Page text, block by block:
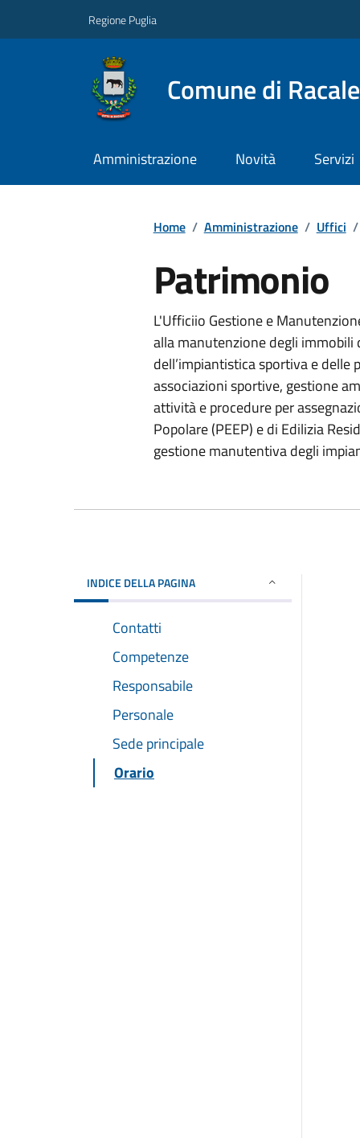
Regione Puglia
Comune di Racale
Amministrazione Novità Servizi
Home / Amministrazione / Uffici /
Patrimonio
L'Ufficiio Gestione e
alla manutenzione degli
dell’impiantistica sportiva e delle
associazioni sportive, gestione
attività e procedure per
Popolare (PEEP) e di Edilizia
gestione manutentiva degli
INDICE DELLA PAGINA
Contatti
Competenze
Responsabile
Personale
Sede principale
Orario